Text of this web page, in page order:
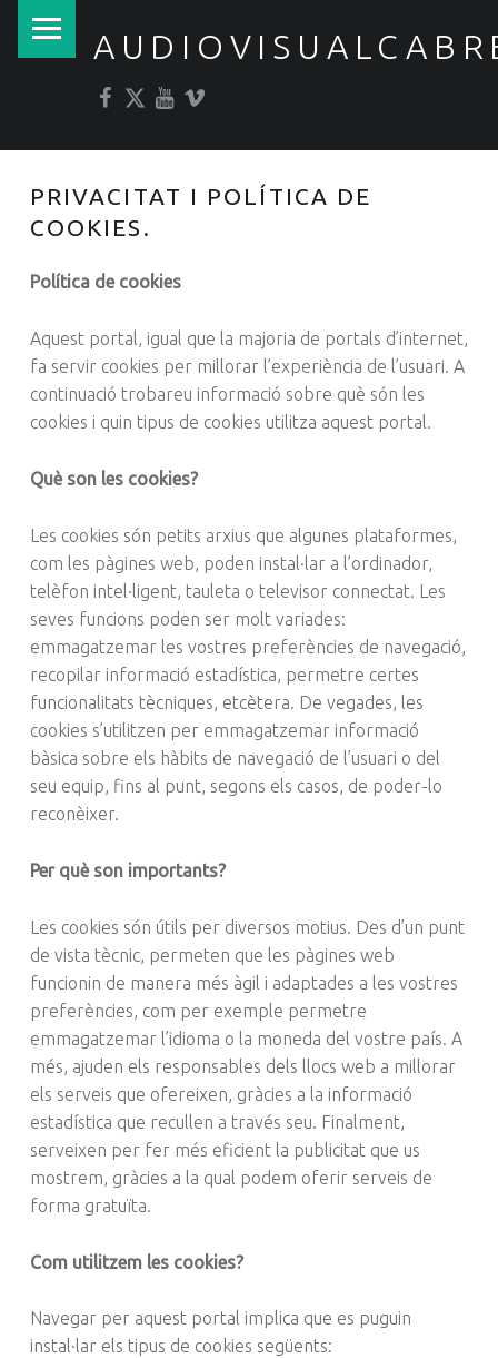
PRIVACITAT I POLÍTICA DE
COOKIES.
Política de cookies
Aquest portal, igual que la majoria de portals d’internet,
fa servir cookies per millorar l’experiència de l’usuari. A
continuació trobareu informació sobre què són les
cookies i quin tipus de cookies utilitza aquest portal.
Què son les cookies?
Les cookies són petits arxius que algunes plataformes,
com les pàgines web, poden instal·lar a l’ordinador,
telèfon intel·ligent, tauleta o televisor connectat. Les
seves funcions poden ser molt variades:
emmagatzemar les vostres preferències de navegació,
recopilar informació estadística, permetre certes
funcionalitats tècniques, etcètera. De vegades, les
cookies s’utilitzen per emmagatzemar informació
bàsica sobre els hàbits de navegació de l’usuari o del
seu equip, fins al punt, segons els casos, de poder-lo
reconèixer.
Per què son importants?
Les cookies són útils per diversos motius. Des d’un punt
de vista tècnic, permeten que les pàgines web
funcionin de manera més àgil i adaptades a les vostres
preferències, com per exemple permetre
emmagatzemar l’idioma o la moneda del vostre país. A
més, ajuden els responsables dels llocs web a millorar
els serveis que ofereixen, gràcies a la informació
estadística que recullen a través seu. Finalment,
serveixen per fer més eficient la publicitat que us
mostrem, gràcies a la qual podem oferir serveis de
forma gratuïta.
Com utilitzem les cookies?
Navegar per aquest portal implica que es puguin
instal·lar els tipus de cookies següents: